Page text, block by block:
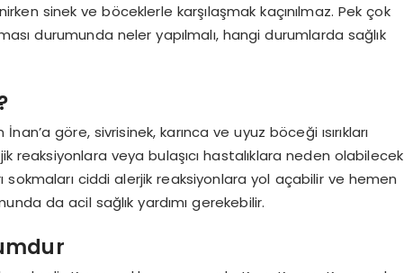
sinek ve böceklerle karşılaşmak kaçınılmaz. Pek çok
durumunda neler yapılmalı, hangi durumlarda sağlık
göre, sivrisinek, karınca ve uyuz böceği ısırıkları
reaksiyonlara veya bulaşıcı hastalıklara neden olabilecek
sokmaları ciddi alerjik reaksiyonlara yol açabilir ve hemen
da acil sağlık yardımı gerekebilir.